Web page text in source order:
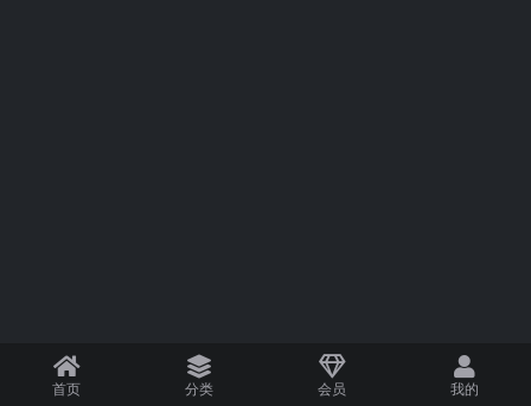
首页 分类 会员 我的